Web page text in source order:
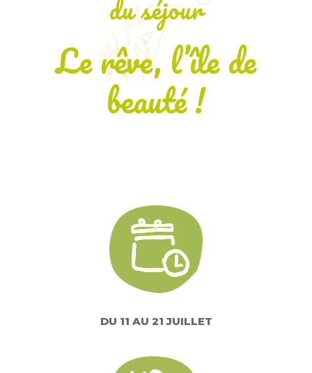
du séjour
Le rêve, l’île de
beauté !
DU 11 AU 21 JUILLET